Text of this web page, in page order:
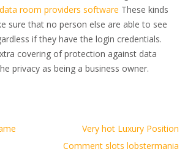
room providers software These kinds
sure that no person else are able to see
if they have the login credentials.
covering of protection against data
privacy as being a business owner.
Very hot Luxury Position
Comment slots lobstermania